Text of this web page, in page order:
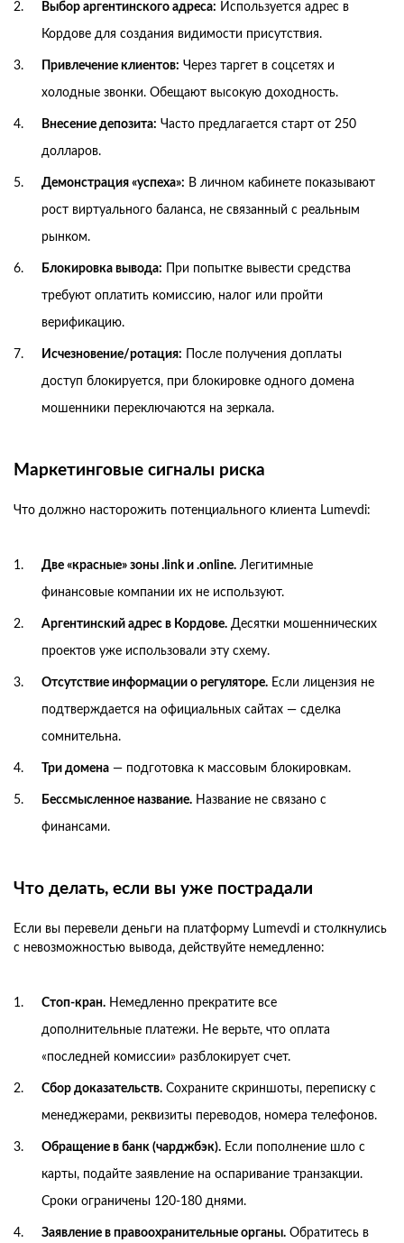
Выбор аргентинского адреса: Используется адрес в
Кордове для создания видимости присутствия.
Привлечение клиентов: Через таргет в соцсетях и
холодные звонки. Обещают высокую доходность.
Внесение депозита: Часто предлагается старт от 250
долларов.
Демонстрация «успеха»: В личном кабинете показывают
рост виртуального баланса, не связанный с реальным
рынком.
Блокировка вывода: При попытке вывести средства
требуют оплатить комиссию, налог или пройти
верификацию.
Исчезновение/ротация: После получения доплаты
доступ блокируется, при блокировке одного домена
мошенники переключаются на зеркала.
Маркетинговые сигналы риска
Что должно насторожить потенциального клиента Lumevdi:
Две «красные» зоны .link и .online. Легитимные
финансовые компании их не используют.
Аргентинский адрес в Кордове. Десятки мошеннических
проектов уже использовали эту схему.
Отсутствие информации о регуляторе. Если лицензия не
подтверждается на официальных сайтах — сделка
сомнительна.
Три домена — подготовка к массовым блокировкам.
Бессмысленное название. Название не связано с
финансами.
Что делать, если вы уже пострадали
Если вы перевели деньги на платформу Lumevdi и столкнулись
с невозможностью вывода, действуйте немедленно:
Стоп-кран. Немедленно прекратите все
дополнительные платежи. Не верьте, что оплата
«последней комиссии» разблокирует счет.
Сбор доказательств. Сохраните скриншоты, переписку с
менеджерами, реквизиты переводов, номера телефонов.
Обращение в банк (чарджбэк). Если пополнение шло с
карты, подайте заявление на оспаривание транзакции.
Сроки ограничены 120-180 днями.
Заявление в правоохранительные органы. Обратитесь в